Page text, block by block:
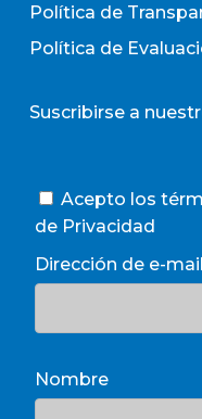
Política de
Política de
Suscribirse a
Acepto los
de Privacidad
Dirección de e-
Nombre